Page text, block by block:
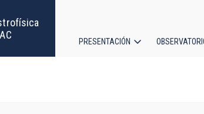
PRESENTACIÓN